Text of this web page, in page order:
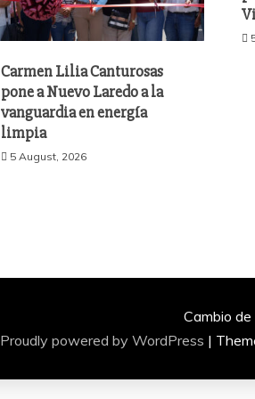
Carmen Lilia Canturosas
pone a Nuevo Laredo a la
vanguardia en energía
limpia
5 August, 2026
Cambio
Proudly powered by WordPress |